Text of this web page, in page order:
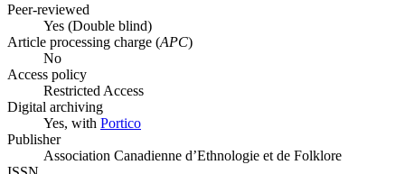
Peer-reviewed
Yes (Double blind)
Article processing charge (APC)
No
Access policy
Restricted Access
Digital archiving
Yes, with Portico
Publisher
Association Canadienne d’Ethnologie et de Folklore